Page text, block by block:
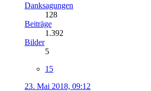
Danksagungen
128
Beiträge
1.392
Bilder
5
15
23. Mai 2018, 09:12